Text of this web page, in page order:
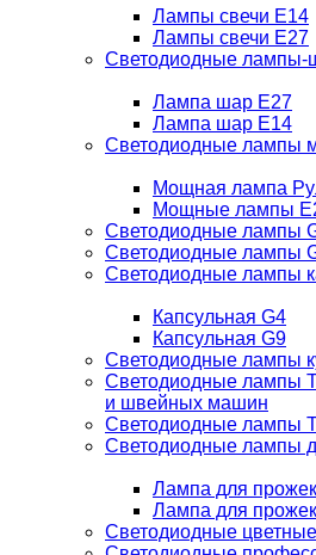
Лампы свечи Е14
Лампы свечи Е27
Светодиодные лампы-
Лампа шар E27
Лампа шар Е14
Светодиодные лампы
Мощная лампа
Мощные лампы
Светодиодные лампы
Светодиодные лампы
Светодиодные лампы
Капсульная G4
Капсульная G9
Светодиодные лампы
Светодиодные лампы
и швейных машин
Светодиодные лампы
Светодиодные лампы
Лампа для
Лампа для
Светодиодные